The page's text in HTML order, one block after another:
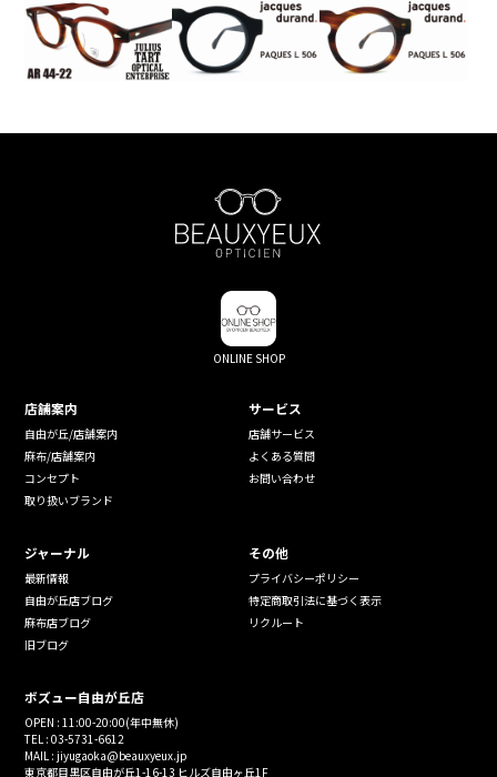
ONLINE SHOP
店舗案内
自由が丘/店舗案内
麻布/店舗案内
コンセプト
取り扱いブランド
サービス
店舗サービス
よくある質問
お問い合わせ
ジャーナル
最新情報
自由が丘店ブログ
麻布店ブログ
旧ブログ
その他
プライバシーポリシー
特定商取引法に基づく表示
リクルート
ボズュー自由が丘店
OPEN : 11:00-20:00(年中無休)
TEL : 03-5731-6612
MAIL : jiyugaoka@beauxyeux.jp
東京都目黒区自由が丘1-16-13 ヒルズ自由ヶ丘1F